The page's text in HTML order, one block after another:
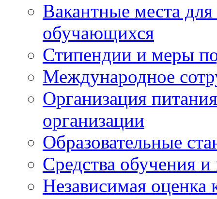
Вакантные места
обучающихся
Стипендии и меры
Международное
Организация
организации
Образовательные
Средства обучения и
Независимая оценка